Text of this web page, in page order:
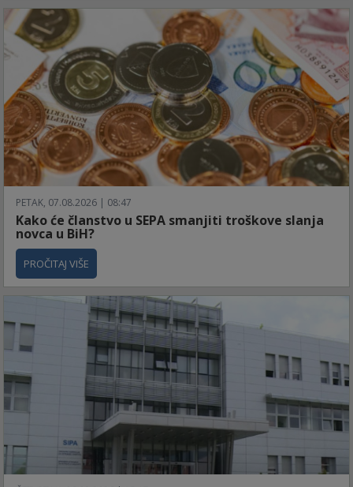
PETAK, 07.08.2026 | 08:47
Kako će članstvo u SEPA smanjiti troškove slanja
novca u BiH?
PROČITAJ VIŠE